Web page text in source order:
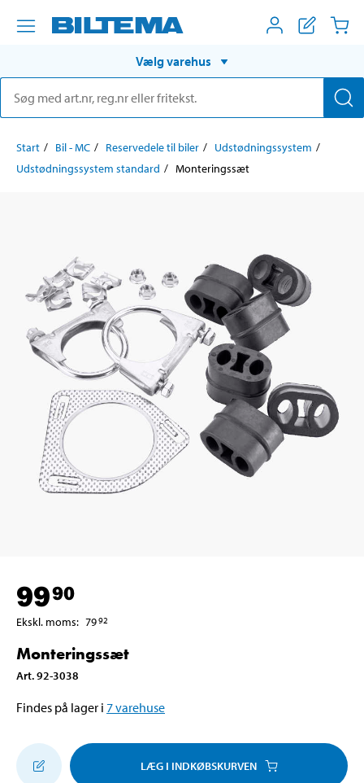
Vælg varehus
Start Bil - MC Reservedele til biler
Udstødningssystem
Udstødningssystem standard
Monteringssæt
9990
Ekskl. moms: 7992
Monteringssæt
Art.92-3038
Findes på lager i 7varehuse
LÆG I INDKØBSKURVEN